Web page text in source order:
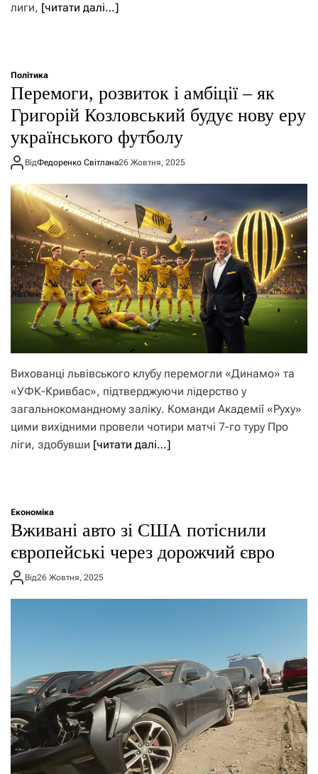
лиги, [читати далі…]
Політика
Перемоги, розвиток і амбіції – як
Григорій Козловський будує нову еру
українського футболу
ВідФедоренко Світлана26 Жовтня, 2025
Вихованці львівського клубу перемогли «Динамо» та
«УФК-Кривбас», підтверджуючи лідерство у
загальнокомандному заліку. Команди Академії «Руху»
цими вихідними провели чотири матчі 7-го туру Про
ліги, здобувши [читати далі…]
Економіка
Вживані авто зі США потіснили
європейські через дорожчий євро
Від26 Жовтня, 2025